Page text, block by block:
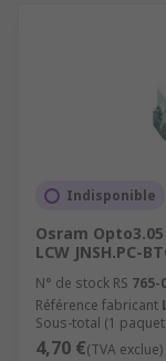
Indisponible
Osram Opto3.05
LCW JNSH.PC-
N° de stock RS 765-
Référence fabricant
Sous-total (1
4,70 €(TVA exclue)